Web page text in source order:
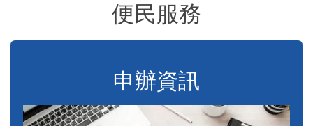
便民服務
申辦資訊